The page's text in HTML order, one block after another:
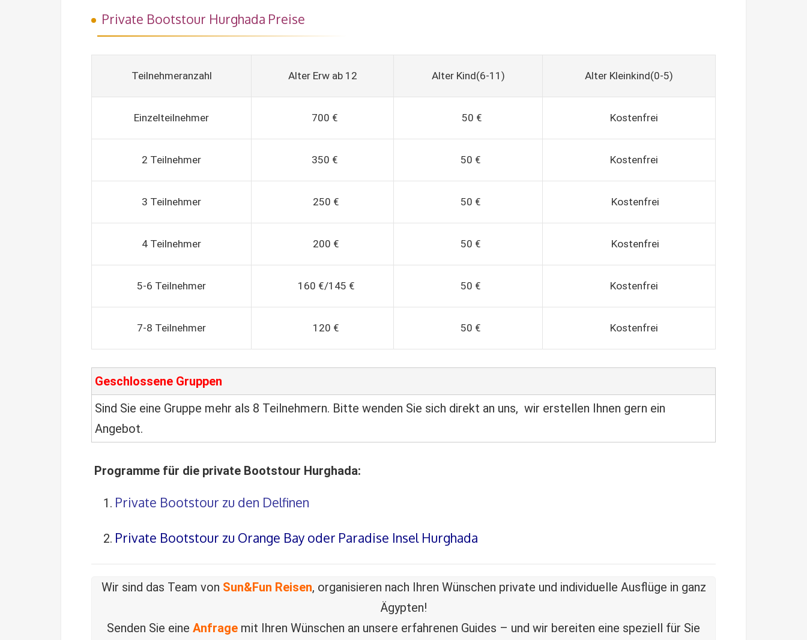
Private Bootstour Hurghada Preise
Teilnehmeranzahl Alter Erw ab 12 Alter Kind(6-11) Alter Kleinkind(0-5)
Einzelteilnehmer 700 € 50 € Kostenfrei
2 Teilnehmer 350 € 50 € Kostenfrei
3 Teilnehmer 250 € 50 € Kostenfrei
4 Teilnehmer 200 € 50 € Kostenfrei
5-6 Teilnehmer 160 €/145 € 50 € Kostenfrei
7-8 Teilnehmer 120 € 50 € Kostenfrei
Geschlossene Gruppen
Sind Sie eine Gruppe mehr als 8 Teilnehmern. Bitte wenden Sie sich direkt an uns, wir erstellen Ihnen gern ein
Angebot.
Programme für die private Bootstour Hurghada:
Private Bootstour zu den Delfinen
Private Bootstour zu Orange Bay oder Paradise Insel Hurghada
Wir sind das Team von Sun&Fun Reisen, organisieren nach Ihren Wünschen private und individuelle Ausflüge in ganz
Ägypten!
Senden Sie eine Anfrage mit Ihren Wünschen an unsere erfahrenen Guides – und wir bereiten eine speziell für Sie